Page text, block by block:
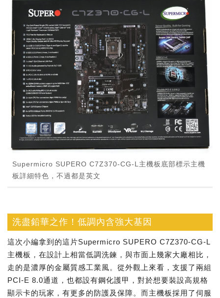
Supermicro SUPERO C7Z370-CG-L主機板底部標示主機
板詳細特色，不過都是英文
洗盡鉛華之作！低調內含強大基因
這次小編拿到的這片Supermicro SUPERO C7Z370-CG-L
主機板，在設計上相當低調洗鍊，與市面上幾家大廠相比，
走的是濃厚的金屬質感工業風。從外觀上來看，支援了兩組
PCI-E 8.0通道，也都設有鋼化護甲，對於想要裝設高規格
顯示卡的玩家，有更多的防護及保障。而主機板採用了伺服